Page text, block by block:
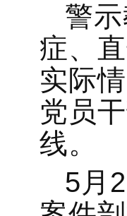
警
症、
实际
党员
线。
5月